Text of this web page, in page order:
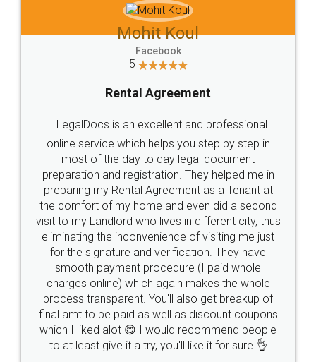
Head Office
307-308 , Building No 3,
Sector 3, Millenium Business
Park (MBP) Mahape 400710
Email
hello@legaldocs.co.in
Call us at
+91 9022-1199-22
SHOW US SOME LOVE ON
SOCIAL MEDIA
© 2022 - All Rights with legaldocs